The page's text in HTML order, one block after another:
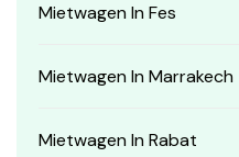
Mietwagen In Fes
Mietwagen In Marrakech
Mietwagen In Rabat